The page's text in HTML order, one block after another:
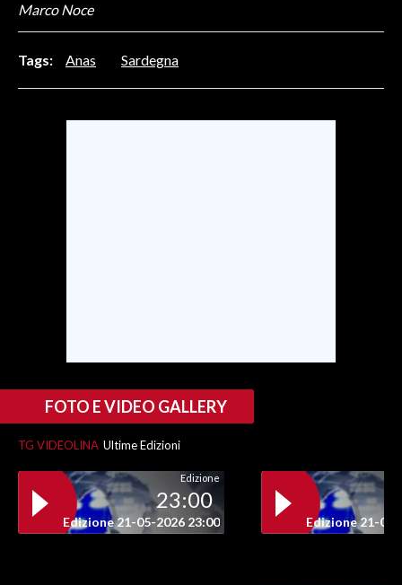
Marco Noce
Tags: Anas Sardegna
FOTO E VIDEO GALLERY
TG VIDEOLINA Ultime Edizioni
Edizione
23:00
Edizione 21-05-2026 23:00 Edizione 21-05-